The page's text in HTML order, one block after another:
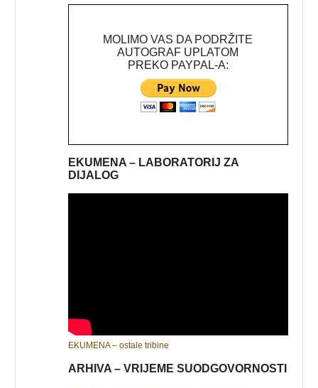
MOLIMO VAS DA PODRŽITE
AUTOGRAF UPLATOM
PREKO PAYPAL-A:
EKUMENA – LABORATORIJ ZA
DIJALOG
EKUMENA – ostale tribine
ARHIVA – VRIJEME SUODGOVORNOSTI